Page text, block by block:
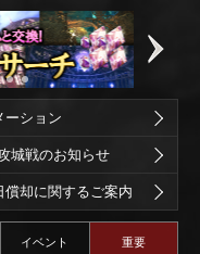
ーション
城戦のお知らせ
却に関するご案内
イベント 重要